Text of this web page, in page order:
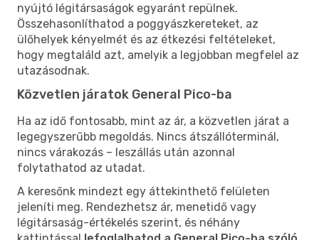
nyújtó légitársaságok egyaránt repülnek.
Összehasonlíthatod a poggyászkereteket, az
ülőhelyek kényelmét és az étkezési feltételeket,
hogy megtaláld azt, amelyik a legjobban megfelel az
utazásodnak.
Közvetlen járatok General Pico-ba
Ha az idő fontosabb, mint az ár, a közvetlen járat a
legegyszerűbb megoldás. Nincs átszállóterminál,
nincs várakozás – leszállás után azonnal
folytathatod az utadat.
A keresőnk mindezt egy áttekinthető felületen
jeleníti meg. Rendezhetsz ár, menetidő vagy
légitársaság-értékelés szerint, és néhány